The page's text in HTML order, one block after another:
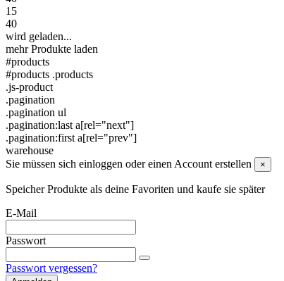
15
40
wird geladen...
mehr Produkte laden
#products
#products .products
.js-product
.pagination
.pagination ul
.pagination:last a[rel="next"]
.pagination:first a[rel="prev"]
warehouse
Sie müssen sich einloggen oder einen Account erstellen
×
Speicher Produkte als deine Favoriten und kaufe sie später
E-Mail
Passwort
Passwort vergessen?